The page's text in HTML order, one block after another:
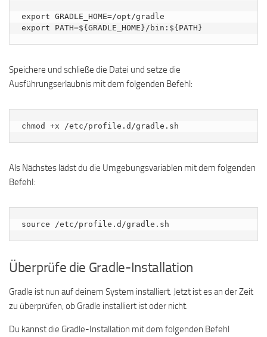
export GRADLE_HOME=/opt/gradle
Speichere und schließe die Datei und setze die
Ausführungserlaubnis mit dem folgenden Befehl:
chmod +x /etc/profile.d/gradle.sh
Als Nächstes lädst du die Umgebungsvariablen mit dem folgenden
Befehl:
source /etc/profile.d/gradle.sh
Überprüfe die Gradle-Installation
Gradle ist nun auf deinem System installiert. Jetzt ist es an der Zeit
zu überprüfen, ob Gradle installiert ist oder nicht.
Du kannst die Gradle-Installation mit dem folgenden Befehl